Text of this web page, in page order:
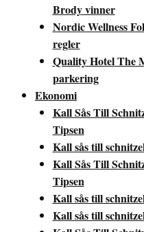
Brody vinner
Nordic Wellness
regler
Quality Hotel The
parkering
Ekonomi
Kall Sås Till
Tipsen
Kall sås till
Kall Sås Till
Tipsen
Kall sås till
Kall sås till